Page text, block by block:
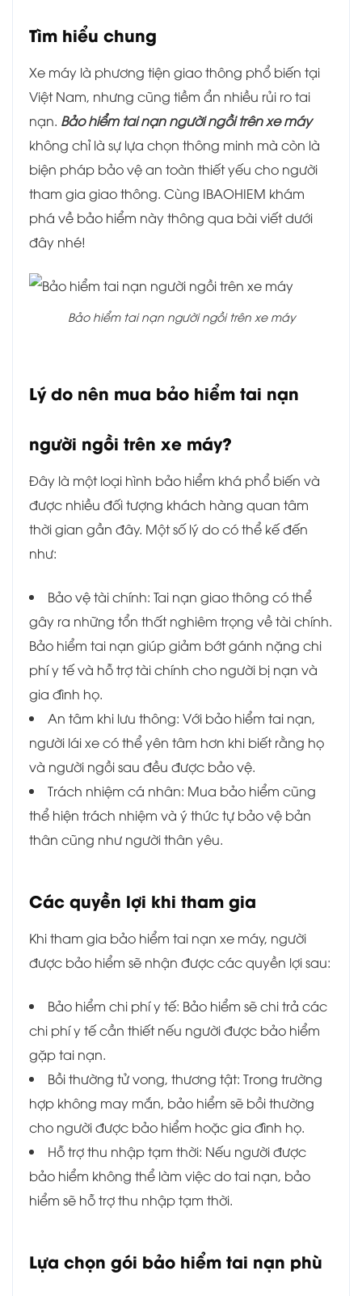
Tìm hiểu chung
Xe máy là phương tiện giao thông phổ biến tại
Việt Nam, nhưng cũng tiềm ẩn nhiều rủi ro tai
nạn. Bảo hiểm tai nạn người ngồi trên xe máy
không chỉ là sự lựa chọn thông minh mà còn là
biện pháp bảo vệ an toàn thiết yếu cho người
tham gia giao thông. Cùng IBAOHIEM khám
phá về bảo hiểm này thông qua bài viết dưới
đây nhé!
Bảo hiểm tai nạn người ngồi trên xe máy
Lý do nên mua bảo hiểm tai nạn
người ngồi trên xe máy?
Đây là một loại hình bảo hiểm khá phổ biến và
được nhiều đối tượng khách hàng quan tâm
thời gian gần đây. Một số lý do có thể kế đến
như:
Bảo vệ tài chính: Tai nạn giao thông có thể
gây ra những tổn thất nghiêm trọng về tài chính.
Bảo hiểm tai nạn giúp giảm bớt gánh nặng chi
phí y tế và hỗ trợ tài chính cho người bị nạn và
gia đình họ.
An tâm khi lưu thông: Với bảo hiểm tai nạn,
người lái xe có thể yên tâm hơn khi biết rằng họ
và người ngồi sau đều được bảo vệ.
Trách nhiệm cá nhân: Mua bảo hiểm cũng
thể hiện trách nhiệm và ý thức tự bảo vệ bản
thân cũng như người thân yêu.
Các quyền lợi khi tham gia
Khi tham gia bảo hiểm tai nạn xe máy, người
được bảo hiểm sẽ nhận được các quyền lợi sau:
Bảo hiểm chi phí y tế: Bảo hiểm sẽ chi trả các
chi phí y tế cần thiết nếu người được bảo hiểm
gặp tai nạn.
Bồi thường tử vong, thương tật: Trong trường
hợp không may mắn, bảo hiểm sẽ bồi thường
cho người được bảo hiểm hoặc gia đình họ.
Hỗ trợ thu nhập tạm thời: Nếu người được
bảo hiểm không thể làm việc do tai nạn, bảo
hiểm sẽ hỗ trợ thu nhập tạm thời.
Lựa chọn gói bảo hiểm tai nạn phù